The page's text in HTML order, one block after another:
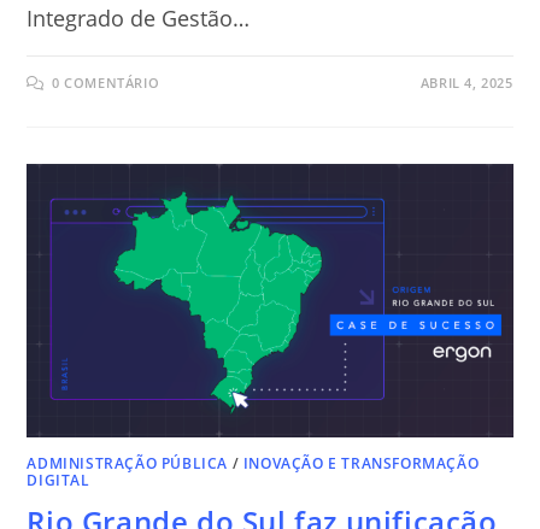
Integrado de Gestão…
0 COMENTÁRIO ABRIL 4, 2025
ADMINISTRAÇÃO PÚBLICA / INOVAÇÃO E TRANSFORMAÇÃO
DIGITAL
Rio Grande do Sul faz unificação